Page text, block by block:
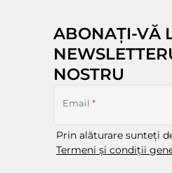
ABONAȚI-VĂ
NOSTRU
Email *
Prin alăturare sunteți
Termeni și condiții